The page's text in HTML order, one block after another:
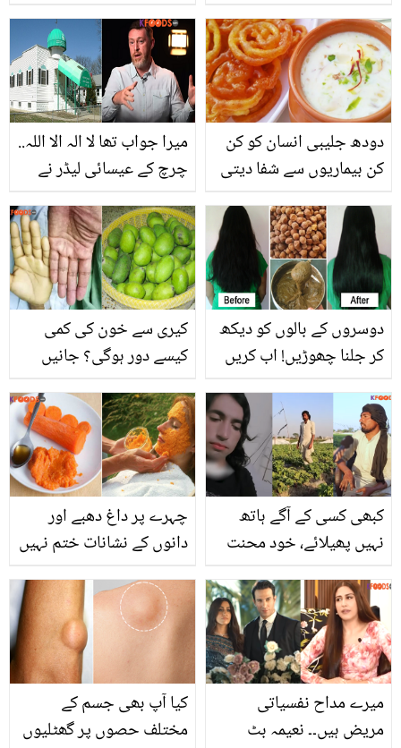
حیرت انگیز فوائد
لڑکے سے کیوں کروائی؟
ماں کے انکشافات
میرا جواب تھا لا الہ الا اللہ..
چرچ کے عیسائی لیڈر نے
سختیاں جھیلیں؟ ویڈیو
میں انکشاف
دودھ جلیبی انسان کو کن
کن بیماریوں سے شفا دیتی
کیری سے خون کی کمی
کیسے دور ہوگی؟ جانیں
فائدے جو اسپتال کے
خرچے سے بچائیں
دوسروں کے بالوں کو دیکھ
کر جلنا چھوڑیں! اب کریں
لمبے وہ بھی آسان اور
سستے طریقے سے
چہرے پر داغ دھبے اور
دانوں کے نشانات ختم نہیں
کریم بنانے کا وہ طریقہ، جو
مہنگی کریموں سے زیادہ
تیزی سے اثر کرے
کبھی کسی کے آگے ہاتھ
نہیں پھیلائے، خود محنت
خواجہ سرا کس طرح اپنے
بوڑھے والدین کا سہارا بن
کر ان کی خدمت کر رہا ہے؟
کیا آپ بھی جسم کے
مختلف حصوں پر گھٹلیوں
میرے مداح نفسیاتی
مریض ہیں۔۔ نعیمہ بٹ